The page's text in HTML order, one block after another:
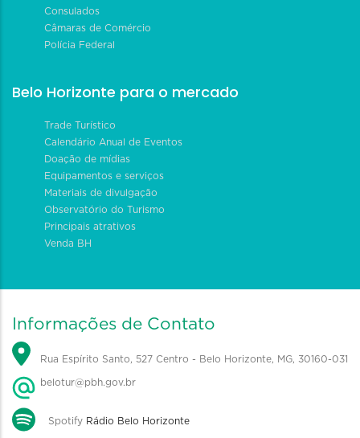
Consulados
Câmaras de Comércio
Polícia Federal
Belo Horizonte para o mercado
Trade Turístico
Calendário Anual de Eventos
Doação de mídias
Equipamentos e serviços
Materiais de divulgação
Observatório do Turismo
Principais atrativos
Venda BH
Informações de Contato
Rua Espírito Santo, 527 Centro - Belo Horizonte, MG, 30160-031
belotur@pbh.gov.br
Spotify Rádio Belo Horizonte